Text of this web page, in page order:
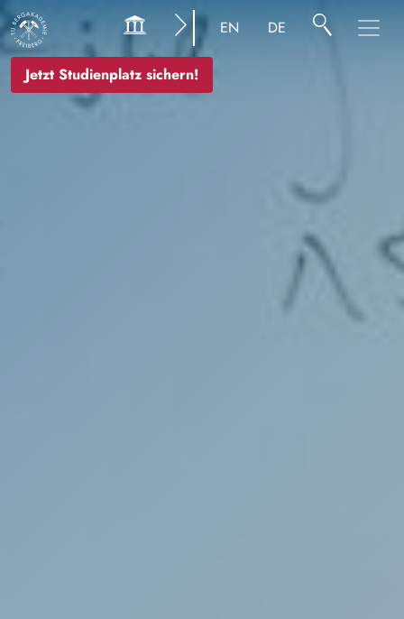
Jetzt Studienplatz sichern!
EN DE
Bild